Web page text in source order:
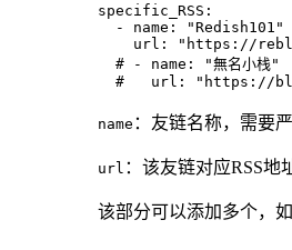
specific_RSS :
  -
name :
"Redish101"
    url
:
"https://
  # - name: "無名小栈"
#   url: "https://
name ：友链名称，需要
url ：该友链对应RSS地
该部分可以添加多个，